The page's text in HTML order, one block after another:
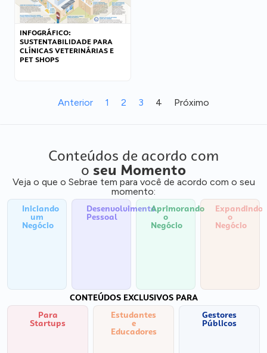
INFOGRÁFICO:
SUSTENTABILIDADE PARA
CLÍNICAS VETERINÁRIAS E
PET SHOPS
Anterior 1 2 3 4 Próximo
Conteúdos de acordo com
o seu Momento
Veja o que o Sebrae tem para você de acordo com o seu
momento:
Iniciando
um
Negócio
Desenvolvimento
Pessoal
Aprimorando
o
Negócio
Expandindo
o
Negócio
CONTEÚDOS EXCLUSIVOS PARA
Para
Startups
Estudantes
e
Educadores
Gestores
Públicos